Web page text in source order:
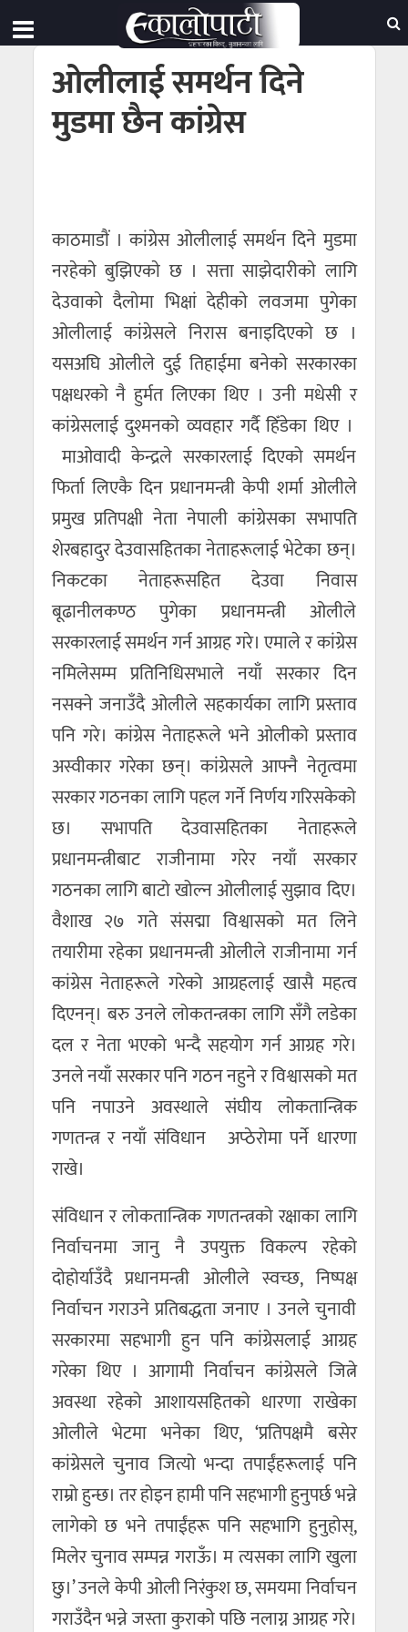
ओलीलाई समर्थन दिने
मुडमा छैन कांग्रेस
काठमाडाैं । कांग्रेस ओलीलाई समर्थन दिने मुडमा
नरहेकाे बुझिएकाे छ । सत्ता साझेदारीकाे लागि
देउवाकाे दैलाेमा भिक्षां देहीकाे लवजमा पुगेका
ओलीलाई कांग्रेसले निरास बनाइदिएकाे छ ।
यसअघि ओलीले दुई तिहाईमा बनेकाे सरकारका
पक्षधरकाे नै हुर्मत लिएका थिए । उनी मधेसी र
कांग्रेसलाई दुश्मनकाे व्यवहार गर्दै हिँडेका थिए ।
माओवादी केन्द्रले सरकारलाई दिएको समर्थन
फिर्ता लिएकै दिन प्रधानमन्त्री केपी शर्मा ओलीले
प्रमुख प्रतिपक्षी नेता नेपाली कांग्रेसका सभापति
शेरबहादुर देउवासहितका नेताहरूलाई भेटेका छन्।
निकटका नेताहरूसहित देउवा निवास
बूढानीलकण्ठ पुगेका प्रधानमन्त्री ओलीले
सरकारलाई समर्थन गर्न आग्रह गरे। एमाले र कांग्रेस
नमिलेसम्म प्रतिनिधिसभाले नयाँ सरकार दिन
नसक्ने जनाउँदै ओलीले सहकार्यका लागि प्रस्ताव
पनि गरे। कांग्रेस नेताहरूले भने ओलीको प्रस्ताव
अस्वीकार गरेका छन्। कांग्रेसले आफ्नै नेतृत्वमा
सरकार गठनका लागि पहल गर्ने निर्णय गरिसकेको
छ। सभापति देउवासहितका नेताहरूले
प्रधानमन्त्रीबाट राजीनामा गरेर नयाँ सरकार
गठनका लागि बाटो खोल्न ओलीलाई सुझाव दिए।
वैशाख २७ गते संसद्मा विश्वासको मत लिने
तयारीमा रहेका प्रधानमन्त्री ओलीले राजीनामा गर्न
कांग्रेस नेताहरूले गरेको आग्रहलाई खासै महत्व
दिएनन्। बरु उनले लोकतन्त्रका लागि सँगै लडेका
दल र नेता भएको भन्दै सहयोग गर्न आग्रह गरे।
उनले नयाँ सरकार पनि गठन नहुने र विश्वासको मत
पनि नपाउने अवस्थाले संघीय लोकतान्त्रिक
गणतन्त्र र नयाँ संविधान अप्ठेरोमा पर्ने धारणा
राखे।
संविधान र लोकतान्त्रिक गणतन्त्रको रक्षाका लागि
निर्वाचनमा जानु नै उपयुक्त विकल्प रहेको
दोहोर्याउँदै प्रधानमन्त्री ओलीले स्वच्छ, निष्पक्ष
निर्वाचन गराउने प्रतिबद्धता जनाए । उनले चुनावी
सरकारमा सहभागी हुन पनि कांग्रेसलाई आग्रह
गरेका थिए । आगामी निर्वाचन कांग्रेसले जित्ने
अवस्था रहेको आशायसहितको धारणा राखेका
ओलीले भेटमा भनेका थिए, ‘प्रतिपक्षमै बसेर
कांग्रेसले चुनाव जित्यो भन्दा तपाईंहरूलाई पनि
राम्रो हुन्छ। तर होइन हामी पनि सहभागी हुनुपर्छ भन्ने
लागेको छ भने तपाईंहरू पनि सहभागि हुनुहोस्,
मिलेर चुनाव सम्पन्न गराऊँ। म त्यसका लागि खुला
छु।’ उनले केपी ओली निरंकुश छ, समयमा निर्वाचन
गराउँदैन भन्ने जस्ता कुराको पछि नलाग्न आग्रह गरे।